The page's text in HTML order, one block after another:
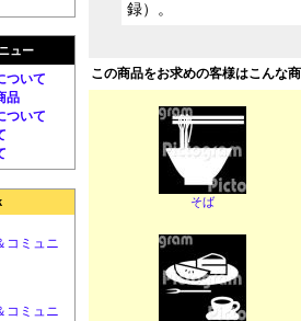
ュー
ついて
品
ついて
コミュニ
コミュニ
録）。
この商品をお求めの客様はこんな
そば